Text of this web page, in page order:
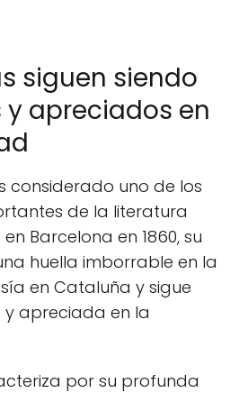
siguen siendo
apreciados en
considerado uno de los
de la literatura
Barcelona en 1860, su
huella imborrable en la
en Cataluña y sigue
apreciada en la
por su profunda